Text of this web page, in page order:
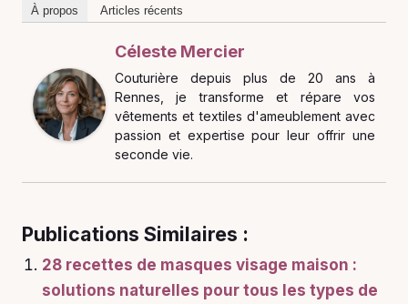
À propos Articles récents
Céleste Mercier
Couturière depuis plus de 20 ans à
Rennes, je transforme et répare vos
vêtements et textiles d'ameublement avec
passion et expertise pour leur offrir une
seconde vie.
Publications Similaires :
28 recettes de masques visage maison :
solutions naturelles pour tous les types de